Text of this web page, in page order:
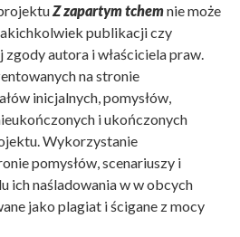
Z zapartym tchemnie może
publikacji czy
autora i właściciela praw.
na stronie
inicjalnych, pomysłów,
i ukończonych
Wykorzystanie
pomysłów, scenariuszy i
ich naśladowania w w obcych
jako plagiat i ścigane z mocy